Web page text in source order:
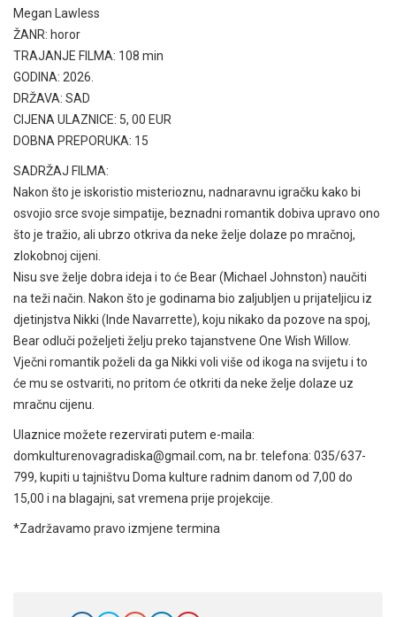
Megan Lawless
ŽANR: horor
TRAJANJE FILMA: 108 min
GODINA: 2026.
DRŽAVA: SAD
CIJENA ULAZNICE: 5, 00 EUR
DOBNA PREPORUKA: 15
SADRŽAJ FILMA:
Nakon što je iskoristio misterioznu, nadnaravnu igračku kako bi
osvojio srce svoje simpatije, beznadni romantik dobiva upravo ono
što je tražio, ali ubrzo otkriva da neke želje dolaze po mračnoj,
zlokobnoj cijeni.
Nisu sve želje dobra ideja i to će Bear (Michael Johnston) naučiti
na teži način. Nakon što je godinama bio zaljubljen u prijateljicu iz
djetinjstva Nikki (Inde Navarrette), koju nikako da pozove na spoj,
Bear odluči poželjeti želju preko tajanstvene One Wish Willow.
Vječni romantik poželi da ga Nikki voli više od ikoga na svijetu i to
će mu se ostvariti, no pritom će otkriti da neke želje dolaze uz
mračnu cijenu.
Ulaznice možete rezervirati putem e-maila:
domkulturenovagradiska@gmail.com, na br. telefona: 035/637-
799, kupiti u tajništvu Doma kulture radnim danom od 7,00 do
15,00 i na blagajni, sat vremena prije projekcije.
*Zadržavamo pravo izmjene termina